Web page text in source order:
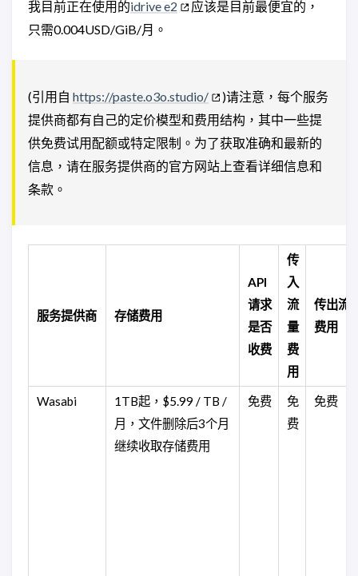
我目前正在使用的idrive e2
应该是目前最便宜的，
只需0.004USD/GiB/月。
(引用自 https://paste.o3o.studio/
)请注意，每个服务
提供商都有自己的定价模型和费用结构，其中一些提
供免费试用配额或特定限制。为了获取准确和最新的
信息，请在服务提供商的官方网站上查看详细信息和
条款。
服务提供商 存储费用
API
请求
是否
收费
传
入
流
量
费
用
传出流
费用
Wasabi 1TB起， $5.99 / TB /
月，文件删除后3个月
继续收取存储费用
免费
免
费
免费